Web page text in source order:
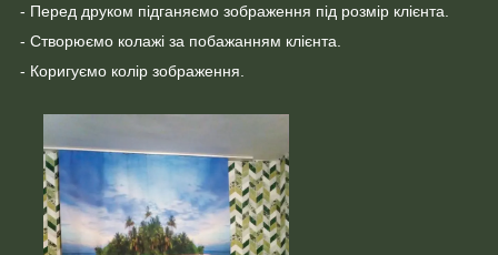
- Перед друком підганяємо зображення під розмір клієнта.
- Створюємо колажі за побажанням клієнта.
- Коригуємо колір зображення.